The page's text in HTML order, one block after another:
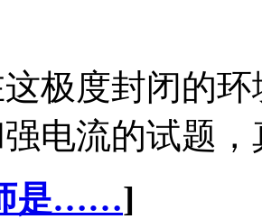
极度封闭的
电流的试题
是……]